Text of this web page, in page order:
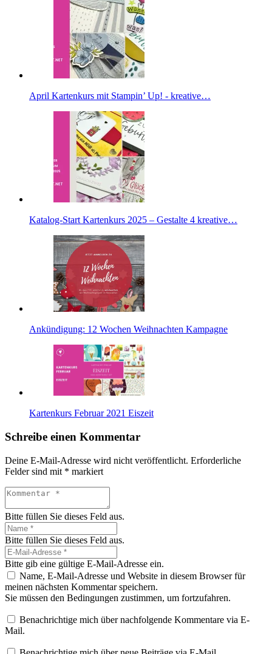
April Kartenkurs mit Stampin’ Up! - kreative…
Katalog-Start Kartenkurs 2025 – Gestalte 4 kreative…
Ankündigung: 12 Wochen Weihnachten Kampagne
Kartenkurs Februar 2021 Eiszeit
Schreibe einen Kommentar
Deine E-Mail-Adresse wird nicht veröffentlicht. Erforderliche
Felder sind mit * markiert
Bitte füllen Sie dieses Feld aus.
Bitte füllen Sie dieses Feld aus.
Bitte gib eine gültige E-Mail-Adresse ein.
Name, E-Mail-Adresse und Website in diesem Browser für
meinen nächsten Kommentar speichern.
Sie müssen den Bedingungen zustimmen, um fortzufahren.
Benachrichtige mich über nachfolgende Kommentare via E-
Mail.